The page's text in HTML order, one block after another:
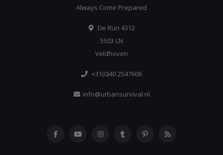
Always Come Prepared
De Run 4312
5503 LN
Veldhoven
+31(0)40 2547606
info@urbansurvival.nl